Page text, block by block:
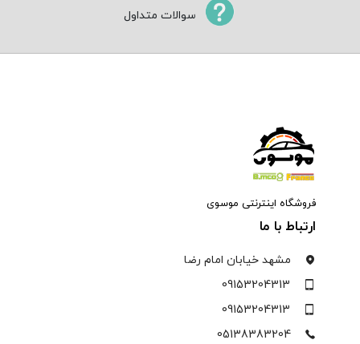
سوالات متداول
فروشگاه اینترنتی موسوی
ارتباط با ما
مشهد خیابان امام رضا
09153204313
09153204313
05138383204